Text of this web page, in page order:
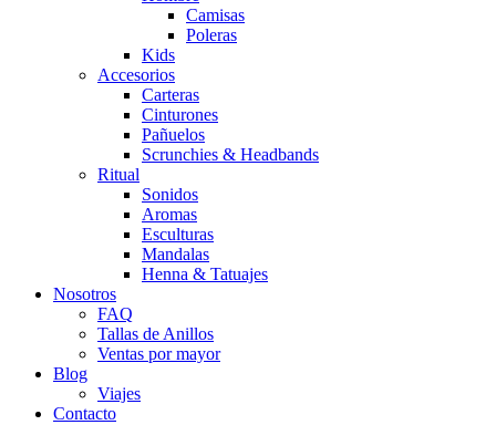
Camisas
Poleras
Kids
Accesorios
Carteras
Cinturones
Pañuelos
Scrunchies & Headbands
Ritual
Sonidos
Aromas
Esculturas
Mandalas
Henna & Tatuajes
Nosotros
FAQ
Tallas de Anillos
Ventas por mayor
Blog
Viajes
Contacto